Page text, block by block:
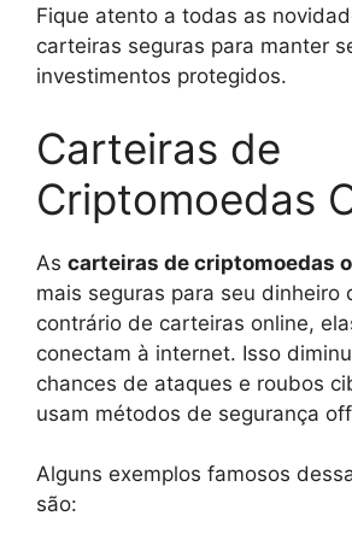
Fique atento a todas as
carteiras seguras para manter
investimentos protegidos.
Carteiras de
Criptomoedas
As carteiras de criptomoedas
mais seguras para seu dinheiro
contrário de carteiras online,
conectam à internet. Isso
chances de ataques e roubos
usam métodos de segurança
Alguns exemplos famosos
são: